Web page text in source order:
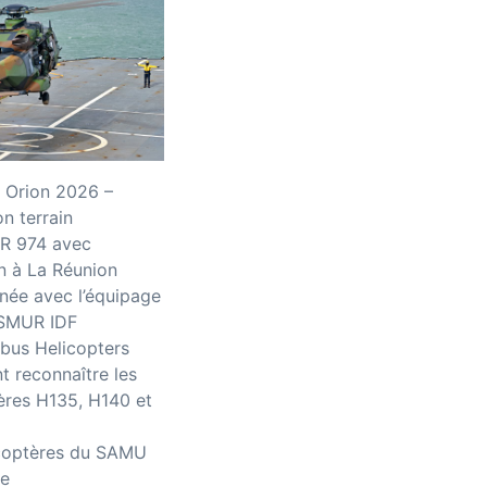
Orion 2026 –
terrain
974 avec
à La Réunion
avec l’équipage
IDF
Helicopters
reconnaître les
H135, H140 et
du SAMU